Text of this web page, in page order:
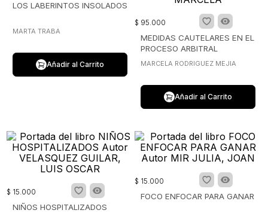
LOS LABERINTOS INSOLADOS
MARTA TRABA
Añadir al Carrito
$ 95.000
MEDIDAS CAUTELARES EN EL
PROCESO ARBITRAL
MARCELA RODRIGUEZ MEJIA
Añadir al Carrito
$ 15.000
NIÑOS HOSPITALIZADOS
$ 15.000
FOCO ENFOCAR PARA GANAR